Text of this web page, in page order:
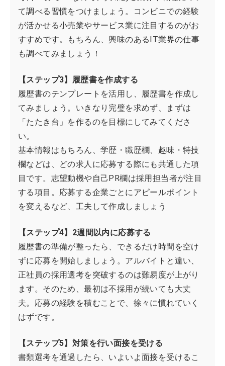
て調べる習慣をつけましょう。コンビニでの経験
が活かせる小売業やサービス業に注目するのがお
すすめです。もちろん、興味のあるIT業界の仕事
も調べてみましょう！
【ステップ3】履歴書を作成する
履歴書のテンプレートを活用し、履歴書を作成し
てみましょう。いきなり完璧を求めず、まずは
「たたき台」を作るのを目標にしてみてくださ
い。
基本情報はもちろん、学歴・職歴欄、趣味・特技
欄などは、どの求人に応募する際にも共通した項
目です。志望動機や自己PR欄は採用担当者が注目
する項目。応募する企業ごとにアピールポイント
を変えるなど、工夫して作成しましょう
【ステップ4】2週間以内に応募する
履歴書の準備が整ったら、できるだけ時間を空け
ずに応募を開始しましょう。アルバイトと違い、
正社員の採用選考を突破するのは難易度が上がり
ます。そのため、最初は不採用が続いても大丈
夫。応募の経験を積むことで、徐々に慣れていく
はずです。
【ステップ5】対策を行い面接を受ける
書類選考を通過したら、いよいよ面接を受けるこ